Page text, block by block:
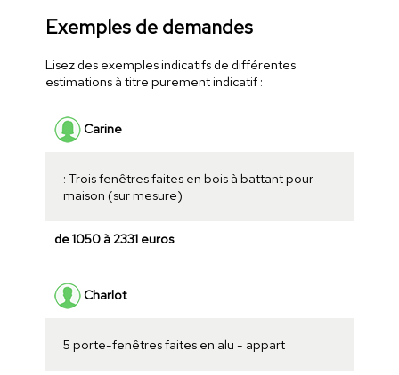
Exemples de demandes
Lisez des exemples indicatifs de différentes
estimations à titre purement indicatif :
Carine
: Trois fenêtres faites en bois à battant pour
maison (sur mesure)
de 1050 à 2331 euros
Charlot
5 porte-fenêtres faites en alu - appart